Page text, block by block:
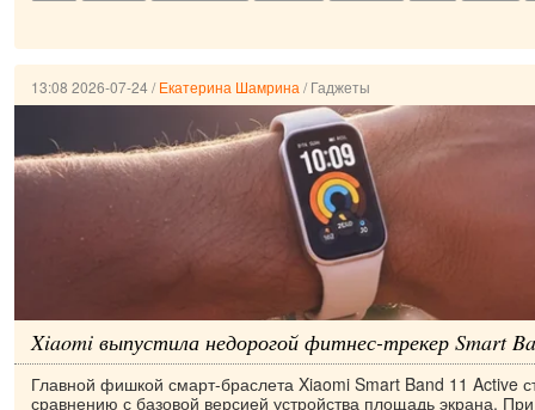
13:08 2026-07-24/Екатерина Шамрина /Гаджеты
Xiaomi выпустила недорогой фитнес-трекер Smart
Главной фишкой смарт-браслета Xiaomi Smart Band 11 Active
сравнению с базовой версией устройства площадь экрана.